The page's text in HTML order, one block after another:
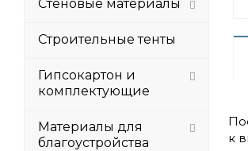
к
Стеновые материалы
Строительные тенты
Гипсокартон и
комплектующие
Материалы для
благоустройства